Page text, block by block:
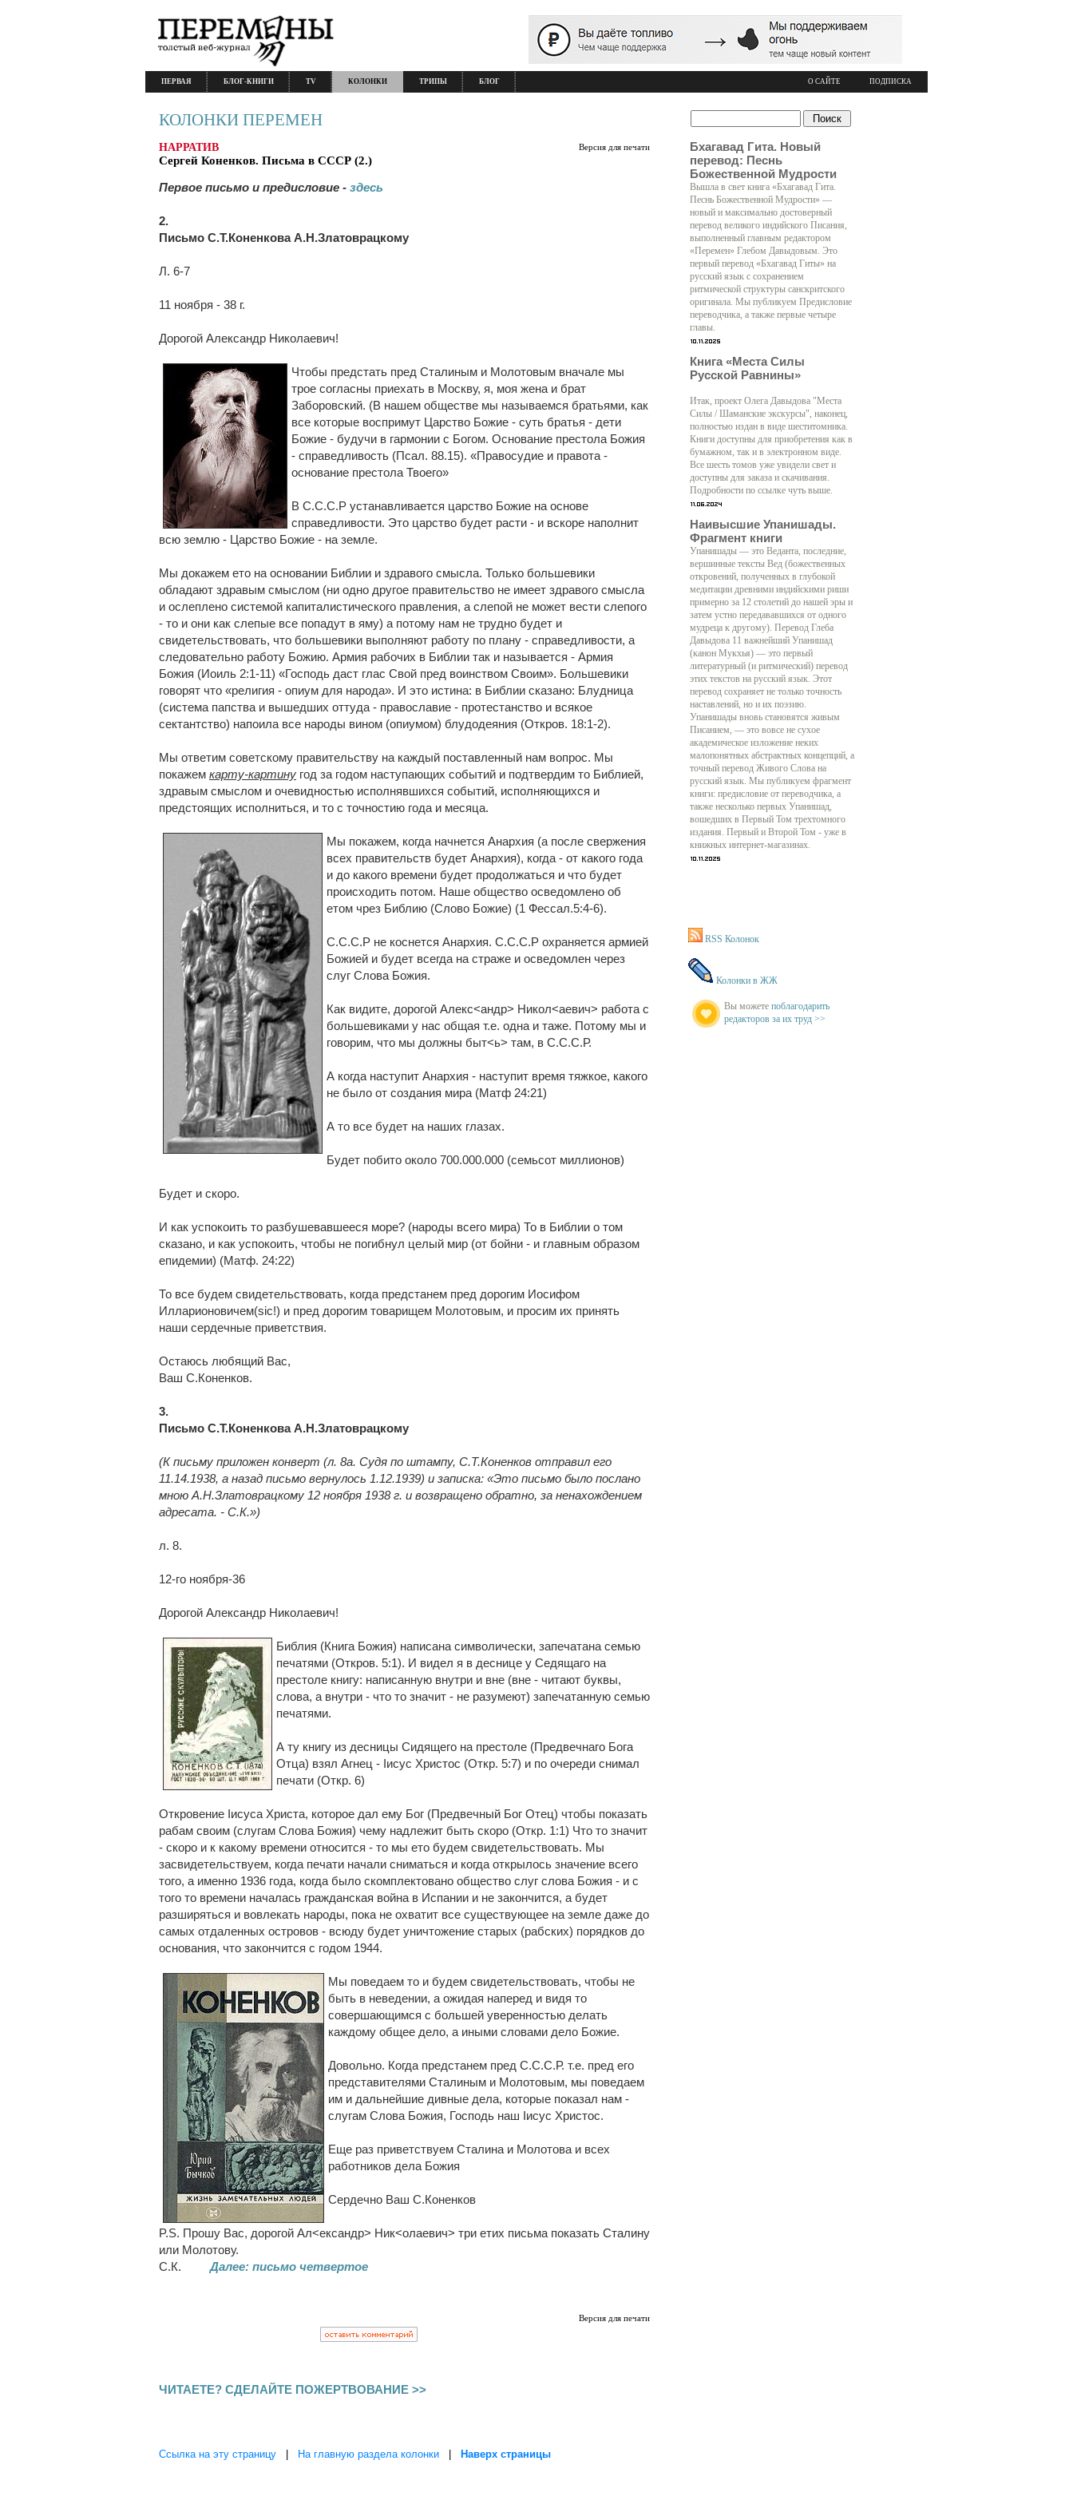
О САЙТЕ ПОДПИСКА
ПЕРВАЯ БЛОГ-КНИГИ TV КОЛОНКИ ТРИПЫ БЛОГ
КОЛОНКИ ПЕРЕМЕН
НАРРАТИВ Версия для печати
Сергей Коненков. Письма в СССР (2.)
Первое письмо и предисловие - здесь
2.
Письмо С.Т.Коненкова А.Н.Златоврацкому
Л. 6-7
11 ноября - 38 г.
Дорогой Александр Николаевич!
Чтобы предстать пред Сталиным и Молотовым вначале мы
трое согласны приехать в Москву, я, моя жена и брат
Заборовский. (В нашем обществе мы называемся братьями, как
все которые воспримут Царство Божие - суть братья - дети
Божие - будучи в гармонии с Богом. Основание престола Божия
- справедливость (Псал. 88.15). «Правосудие и правота -
основание престола Твоего»
В С.С.С.Р устанавливается царство Божие на основе
справедливости. Это царство будет расти - и вскоре наполнит
всю землю - Царство Божие - на земле.
Мы докажем ето на основании Библии и здравого смысла. Только большевики
обладают здравым смыслом (ни одно другое правительство не имеет здравого смысла
и ослеплено системой капиталистического правления, а слепой не может вести слепого
- то и они как слепые все попадут в яму) а потому нам не трудно будет и
свидетельствовать, что большевики выполняют работу по плану - справедливости, а
следовательно работу Божию. Армия рабочих в Библии так и называется - Армия
Божия (Иоиль 2:1-11) «Господь даст глас Свой пред воинством Своим». Большевики
говорят что «религия - опиум для народа». И это истина: в Библии сказано: Блудница
(система папства и вышедших оттуда - православие - протестанство и всякое
сектантство) напоила все народы вином (опиумом) блудодеяния (Откров. 18:1-2).
Мы ответим советскому правительству на каждый поставленный нам вопрос. Мы
покажем карту-картину год за годом наступающих событий и подтвердим то Библией,
здравым смыслом и очевидностью исполнявшихся событий, исполняющихся и
предстоящих исполниться, и то с точностию года и месяца.
Мы покажем, когда начнется Анархия (а после свержения
всех правительств будет Анархия), когда - от какого года
и до какого времени будет продолжаться и что будет
происходить потом. Наше общество осведомлено об
етом чрез Библию (Слово Божие) (1 Фессал.5:4-6).
С.С.С.Р не коснется Анархия. С.С.С.Р охраняется армией
Божией и будет всегда на страже и осведомлен через
слуг Слова Божия.
Как видите, дорогой Алекс<андр> Никол<аевич> работа с
большевиками у нас общая т.е. одна и таже. Потому мы и
говорим, что мы должны быт<ь> там, в С.С.С.Р.
А когда наступит Анархия - наступит время тяжкое, какого
не было от создания мира (Матф 24:21)
А то все будет на наших глазах.
Будет побито около 700.000.000 (семьсот миллионов)
Будет и скоро.
И как успокоить то разбушевавшееся море? (народы всего мира) То в Библии о том
сказано, и как успокоить, чтобы не погибнул целый мир (от бойни - и главным образом
епидемии) (Матф. 24:22)
То все будем свидетельствовать, когда предстанем пред дорогим Иосифом
Илларионовичем(sic!) и пред дорогим товарищем Молотовым, и просим их принять
наши сердечные приветствия.
Остаюсь любящий Вас,
Ваш С.Коненков.
3.
Письмо С.Т.Коненкова А.Н.Златоврацкому
(К письму приложен конверт (л. 8а. Судя по штампу, С.Т.Коненков отправил его
11.14.1938, а назад письмо вернулось 1.12.1939) и записка: «Это письмо было послано
мною А.Н.Златоврацкому 12 ноября 1938 г. и возвращено обратно, за ненахождением
адресата. - С.К.»)
л. 8.
12-го ноября-36
Дорогой Александр Николаевич!
Библия (Книга Божия) написана символически, запечатана семью
печатями (Откров. 5:1). И видел я в деснице у Седящаго на
престоле книгу: написанную внутри и вне (вне - читают буквы,
слова, а внутри - что то значит - не разумеют) запечатанную семью
печатями.
А ту книгу из десницы Сидящего на престоле (Предвечнаго Бога
Отца) взял Агнец - Iисус Христос (Откр. 5:7) и по очереди снимал
печати (Откр. 6)
Откровение Iисуса Христа, которое дал ему Бог (Предвечный Бог Отец) чтобы показать
рабам своим (слугам Слова Божия) чему надлежит быть скоро (Откр. 1:1) Что то значит
- скоро и к какому времени относится - то мы ето будем свидетельствовать. Мы
засвидетельствуем, когда печати начали сниматься и когда открылось значение всего
того, а именно 1936 года, когда было скомплектовано общество слуг слова Божия - и с
того то времени началась гражданская война в Испании и не закончится, а будет
разширяться и вовлекать народы, пока не охватит все существующее на земле даже до
самых отдаленных островов - всюду будет уничтожение старых (рабских) порядков до
основания, что закончится с годом 1944.
Мы поведаем то и будем свидетельствовать, чтобы не
быть в неведении, а ожидая наперед и видя то
совершающимся с большей уверенностью делать
каждому общее дело, а иными словами дело Божие.
Довольно. Когда предстанем пред С.С.С.Р. т.е. пред его
представителями Сталиным и Молотовым, мы поведаем
им и дальнейшие дивные дела, которые показал нам -
слугам Слова Божия, Господь наш Iисус Христос.
Еще раз приветствуем Сталина и Молотова и всех
работников дела Божия
Сердечно Ваш С.Коненков
P.S. Прошу Вас, дорогой Ал<ександр> Ник<олаевич> три етих письма показать Сталину
или Молотову.
С.К.Далее: письмо четвертое
Версия для печати
ЧИТАЕТЕ? СДЕЛАЙТЕ ПОЖЕРТВОВАНИЕ >>
Ссылка на эту страницу На главную раздела колонки Наверх страницы
Бхагавад Гита. Новый
перевод: Песнь
Божественной Мудрости
Вышла в свет книга «Бхагавад Гита.
Песнь Божественной Мудрости» —
новый и максимально достоверный
перевод великого индийского Писания,
выполненный главным редактором
«Перемен» Глебом Давыдовым. Это
первый перевод «Бхагавад Гиты» на
русский язык с сохранением
ритмической структуры санскритского
оригинала. Мы публикуем Предисловие
переводчика, а также первые четыре
главы.
Книга «Места Силы
Русской Равнины»
Итак, проект Олега Давыдова "Места
Силы / Шаманские экскурсы", наконец,
полностью издан в виде шеститомника.
Книги доступны для приобретения как в
бумажном, так и в электронном виде.
Все шесть томов уже увидели свет и
доступны для заказа и скачивания.
Подробности по ссылке чуть выше.
Наивысшие Упанишады.
Фрагмент книги
Упанишады — это Веданта, последние,
вершинные тексты Вед (божественных
откровений, полученных в глубокой
медитации древними индийскими риши
примерно за 12 столетий до нашей эры и
затем устно передававшихся от одного
мудреца к другому). Перевод Глеба
Давыдова 11 важнейший Упанишад
(канон Мукхья) — это первый
литературный (и ритмический) перевод
этих текстов на русский язык. Этот
перевод сохраняет не только точность
наставлений, но и их поэзию.
Упанишады вновь становятся живым
Писанием, — это вовсе не сухое
академическое изложение неких
малопонятных абстрактных концепций, а
точный перевод Живого Слова на
русский язык. Мы публикуем фрагмент
книги: предисловие от переводчика, а
также несколько первых Упанишад,
вошедших в Первый Том трехтомного
издания. Первый и Второй Том - уже в
книжных интернет-магазинах.
RSS Колонок
Колонки в ЖЖ
Вы можете поблагодарить
редакторов за их труд >>